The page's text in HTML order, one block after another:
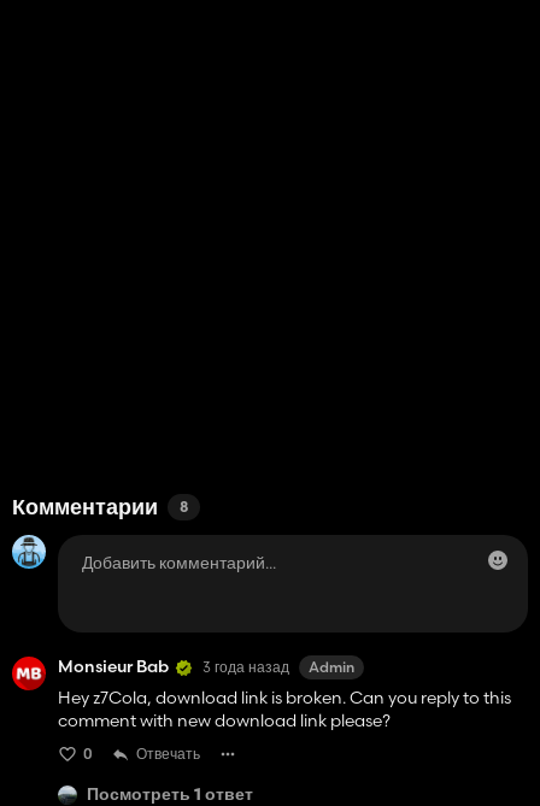
Комментарии 8
Monsieur Bab 3 года назад Admin
Hey z7Cola, download link is broken. Can you reply to this
comment with new download link please?
0 Отвечать
Посмотреть 1 ответ